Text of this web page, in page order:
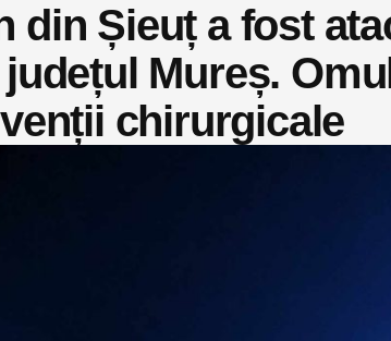
din Șieuț a fost
Mureș.
chirurgicale